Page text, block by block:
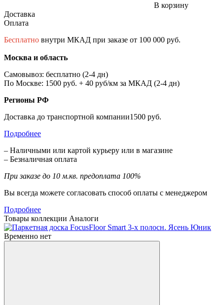
В корзину
Доставка
Оплата
Бесплатно внутри МКАД при заказе от 100 000 руб.
Москва и область
Самовывоз: бесплатно (2-4 дн)
По Москве: 1500 руб. + 40 руб/км за МКАД (2-4 дн)
Регионы РФ
Доставка до транспортной компании1500 руб.
Подробнее
– Наличными или картой курьеру или в магазине
– Безналичная оплата
При заказе до 10 м.кв. предоплата 100%
Вы всегда можете согласовать способ оплаты с менеджером
Подробнее
Товары коллекции Аналоги
Временно нет